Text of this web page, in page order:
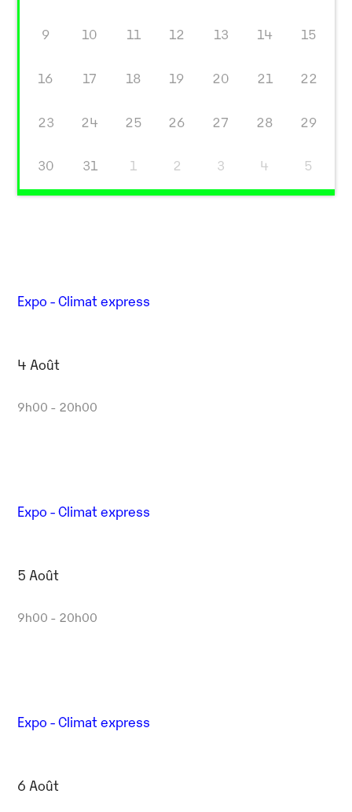
9 10 11 12 13 14 15
16 17 18 19 20 21 22
23 24 25 26 27 28 29
30 31 1 2 3 4 5
Expo - Climat express
4 Août
9h00 - 20h00
Expo - Climat express
5 Août
9h00 - 20h00
Expo - Climat express
6 Août